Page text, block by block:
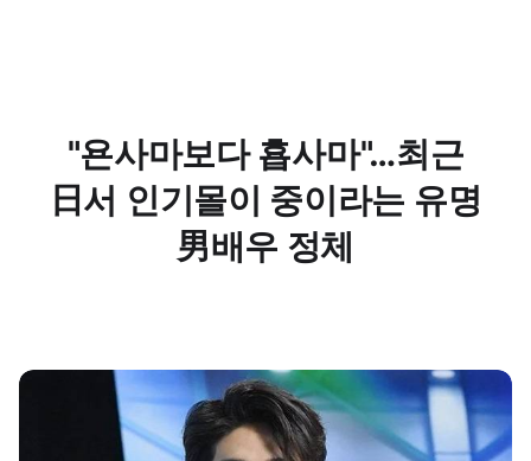
"욘사마보다 횹사마"…최근
日서 인기몰이 중이라는 유명
男배우 정체